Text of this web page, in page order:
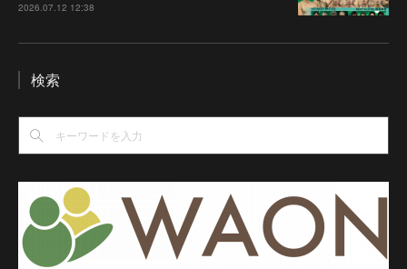
2026.07.12 12:38
検索